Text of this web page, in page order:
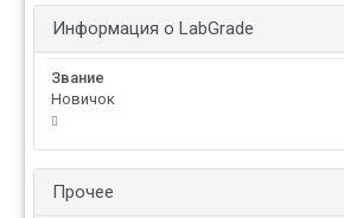
Информация о LabGrade
Звание
Новичок
Прочее